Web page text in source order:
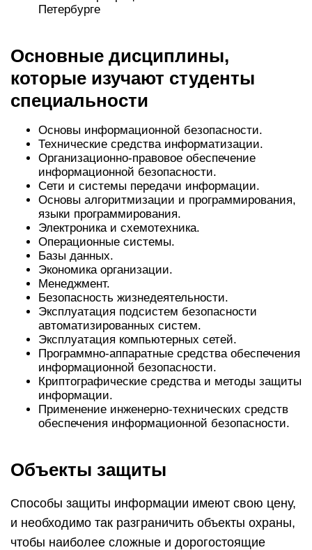
Петербурге
Основные дисциплины,
которые изучают студенты
специальности
Основы информационной безопасности.
Технические средства информатизации.
Организационно-правовое обеспечение
информационной безопасности.
Сети и системы передачи информации.
Основы алгоритмизации и программирования,
языки программирования.
Электроника и схемотехника.
Операционные системы.
Базы данных.
Экономика организации.
Менеджмент.
Безопасность жизнедеятельности.
Эксплуатация подсистем безопасности
автоматизированных систем.
Эксплуатация компьютерных сетей.
Программно-аппаратные средства обеспечения
информационной безопасности.
Криптографические средства и методы защиты
информации.
Применение инженерно-технических средств
обеспечения информационной безопасности.
Объекты защиты
Способы защиты информации имеют свою цену,
и необходимо так разграничить объекты охраны,
чтобы наиболее сложные и дорогостоящие